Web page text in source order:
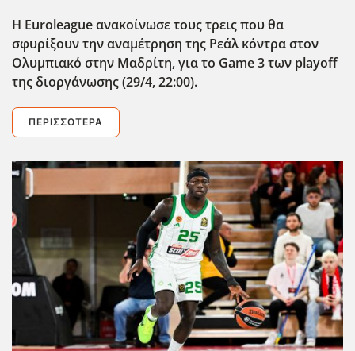
H Euroleague ανακοίνωσε τους τρεις που θα
σφυρίξουν την αναμέτρηση της Ρεάλ κόντρα στον
Ολυμπιακό στην Μαδρίτη, για το Game 3 των playoff
της διοργάνωσης (29/4, 22:00).
ΠΕΡΙΣΣΌΤΕΡΑ